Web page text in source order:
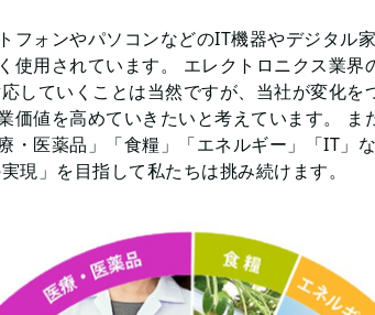
フォンやパソコンなどのIT機器やデジタル
使用されています。 エレクトロニクス業界
していくことは当然ですが、当社が変化を
価値を高めていきたいと考えています。 ま
・医薬品」「食糧」「エネルギー」「IT」
現」を目指して私たちは挑み続けます。